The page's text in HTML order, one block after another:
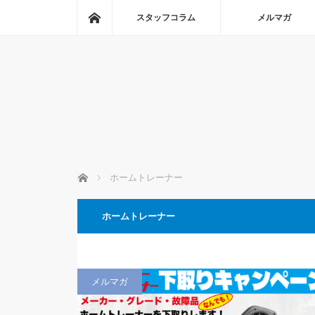
ホームスタッフコラム メルマガ
ホーム ホームトレーナー
ホームトレーナー
メルマガ